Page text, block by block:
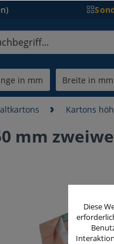
Kartons
mm
Diese